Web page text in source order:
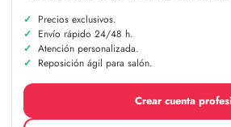
Precios exclusivos.
Envío rápido 24/48 h.
Atención personalizada.
Reposición ágil para salón.
Crear cuenta